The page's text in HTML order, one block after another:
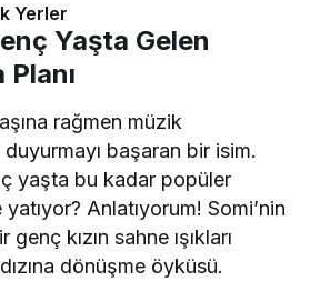
Yerler
Yaşta Gelen
rağmen müzik
duyurmayı başaran bir isim.
yaşta bu kadar popüler
yatıyor? Anlatıyorum! Somi’nin
kızın sahne ışıkları
dönüşme öyküsü.